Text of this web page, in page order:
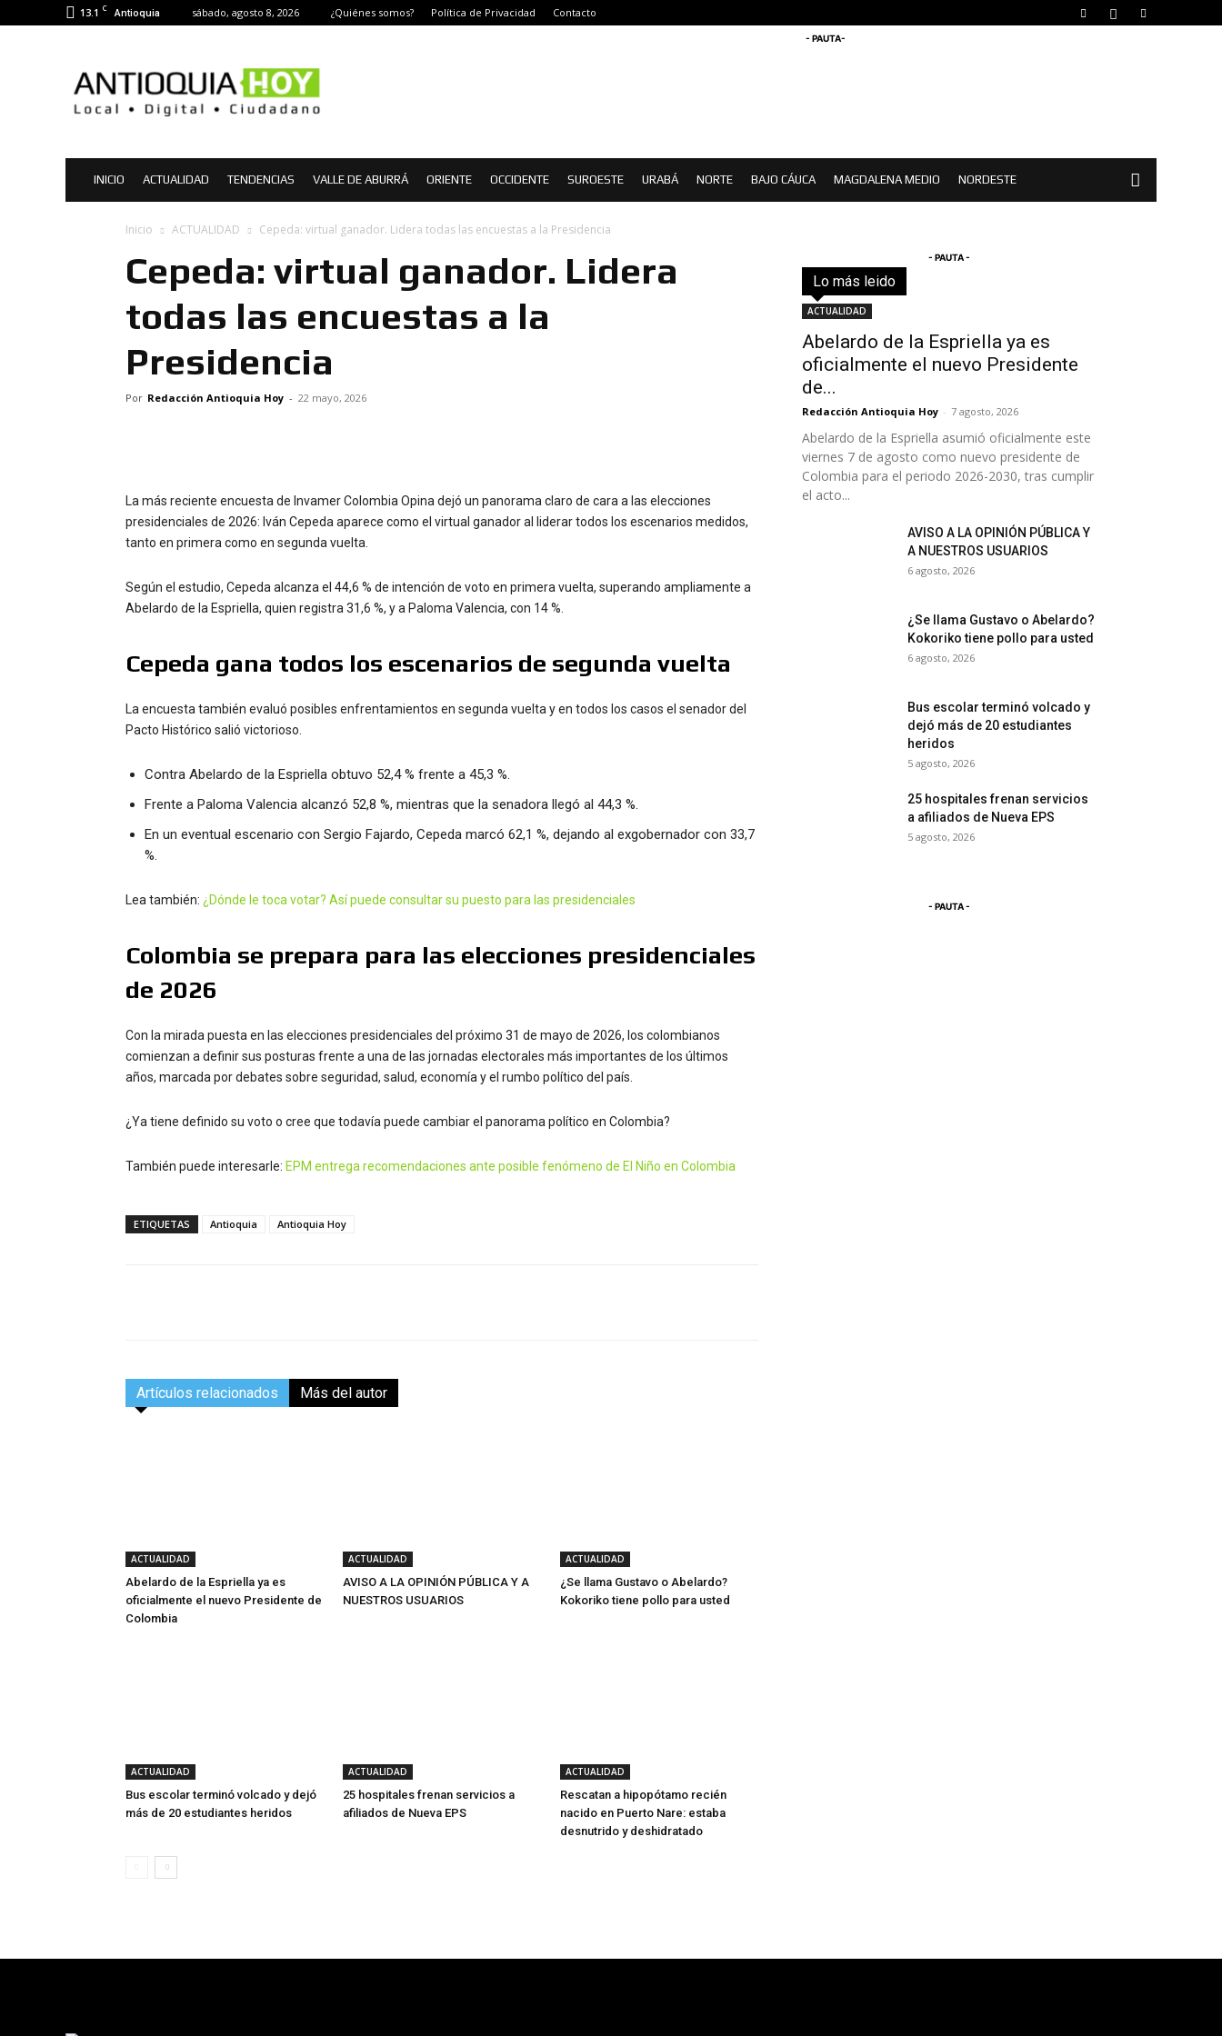
13.1 C Antioquia sábado, agosto 8, 2026 ¿Quiénes somos? Política de Privacidad Contacto
Hoy
|
Noticias
Antioquia
- PAUTA-
INICIO ACTUALIDAD TENDENCIAS VALLE DE ABURRÁ ORIENTE OCCIDENTE SUROESTE URABÁ NORTE BAJO CÁUCA MAGDALENA MEDIO NORDESTE
Inicio ACTUALIDAD Cepeda: virtual ganador. Lidera todas las encuestas a la Presidencia
Cepeda: virtual ganador. Lidera
todas las encuestas a la
Presidencia
Por Redacción Antioquia Hoy - 22 mayo, 2026
La más reciente encuesta de Invamer Colombia Opina dejó un panorama claro de cara a las elecciones
presidenciales de 2026: Iván Cepeda aparece como el virtual ganador al liderar todos los escenarios medidos,
tanto en primera como en segunda vuelta.
Según el estudio, Cepeda alcanza el 44,6 % de intención de voto en primera vuelta, superando ampliamente a
Abelardo de la Espriella, quien registra 31,6 %, y a Paloma Valencia, con 14 %.
Cepeda gana todos los escenarios de segunda vuelta
La encuesta también evaluó posibles enfrentamientos en segunda vuelta y en todos los casos el senador del
Pacto Histórico salió victorioso.
Contra Abelardo de la Espriella obtuvo 52,4 % frente a 45,3 %.
Frente a Paloma Valencia alcanzó 52,8 %, mientras que la senadora llegó al 44,3 %.
En un eventual escenario con Sergio Fajardo, Cepeda marcó 62,1 %, dejando al exgobernador con 33,7
%.
Lea también: ¿Dónde le toca votar? Así puede consultar su puesto para las presidenciales
Colombia se prepara para las elecciones presidenciales
de 2026
Con la mirada puesta en las elecciones presidenciales del próximo 31 de mayo de 2026, los colombianos
comienzan a definir sus posturas frente a una de las jornadas electorales más importantes de los últimos
años, marcada por debates sobre seguridad, salud, economía y el rumbo político del país.
¿Ya tiene definido su voto o cree que todavía puede cambiar el panorama político en Colombia?
También puede interesarle: EPM entrega recomendaciones ante posible fenómeno de El Niño en Colombia
ETIQUETAS Antioquia Antioquia Hoy
Artículos relacionados Más del autor
ACTUALIDAD
Abelardo de la Espriella ya es
oficialmente el nuevo Presidente de
Colombia
ACTUALIDAD
AVISO A LA OPINIÓN PÚBLICA Y A
NUESTROS USUARIOS
ACTUALIDAD
¿Se llama Gustavo o Abelardo?
Kokoriko tiene pollo para usted
ACTUALIDAD
Bus escolar terminó volcado y dejó
más de 20 estudiantes heridos
ACTUALIDAD
25 hospitales frenan servicios a
afiliados de Nueva EPS
ACTUALIDAD
Rescatan a hipopótamo recién
nacido en Puerto Nare: estaba
desnutrido y deshidratado
- PAUTA -
Lo más leidoTodo
ACTUALIDAD
Abelardo de la Espriella ya es
oficialmente el nuevo Presidente
de...
Redacción Antioquia Hoy - 7 agosto, 2026
Abelardo de la Espriella asumió oficialmente este
viernes 7 de agosto como nuevo presidente de
Colombia para el periodo 2026-2030, tras cumplir
el acto...
AVISO A LA OPINIÓN PÚBLICA Y
A NUESTROS USUARIOS
6 agosto, 2026
¿Se llama Gustavo o Abelardo?
Kokoriko tiene pollo para usted
6 agosto, 2026
Bus escolar terminó volcado y
dejó más de 20 estudiantes
heridos
5 agosto, 2026
25 hospitales frenan servicios
a afiliados de Nueva EPS
5 agosto, 2026
- PAUTA -